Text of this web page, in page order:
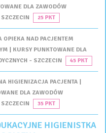
DLA ZAWODÓW
25 PKT
OPIEKA NAD PACJENTEM
| KURSY PUNKTOWANE DLA
- SZCZECIN
45 PKT
HIGIENIZACJA PACJENTA |
DLA ZAWODÓW
35 PKT
HIGIENISTKA